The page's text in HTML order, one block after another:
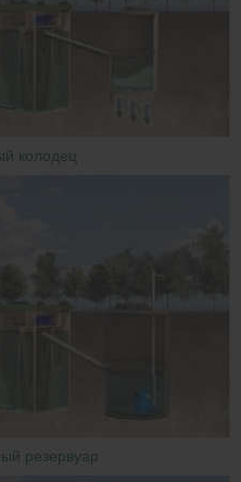
колодец
резервуар